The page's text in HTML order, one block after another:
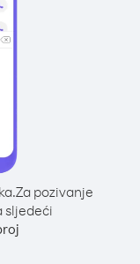
Za pozivanje
sljedeći